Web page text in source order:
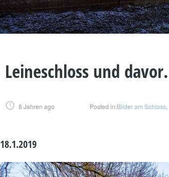
Leineschloss und davor.
8 Jahren ago Posted in:Bilder am Schloss
18.1.2019